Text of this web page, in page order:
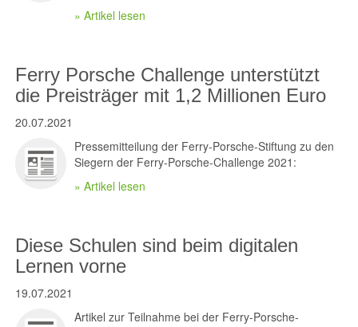
» Artikel lesen
Ferry Porsche Challenge unterstützt
die Preisträger mit 1,2 Millionen Euro
20.07.2021
Pressemitteilung der Ferry-Porsche-Stiftung zu den
Siegern der Ferry-Porsche-Challenge 2021:
» Artikel lesen
Diese Schulen sind beim digitalen
Lernen vorne
19.07.2021
Artikel zur Teilnahme bei der Ferry-Porsche-